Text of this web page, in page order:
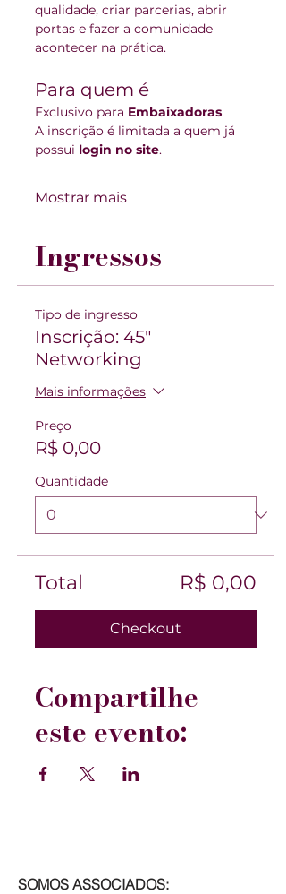
qualidade, criar parcerias, abrir
portas e fazer a comunidade
acontecer na prática.
Para quem é
Exclusivo para Embaixadoras.
A inscrição é limitada a quem já
possui login no site.
Mostrar mais
Ingressos
Tipo de ingresso
Inscrição: 45"
Networking
Mais informações
Preço
R$ 0,00
Quantidade
Total R$ 0,00
Checkout
Compartilhe
este evento:
SOMOS ASSOCIADOS: